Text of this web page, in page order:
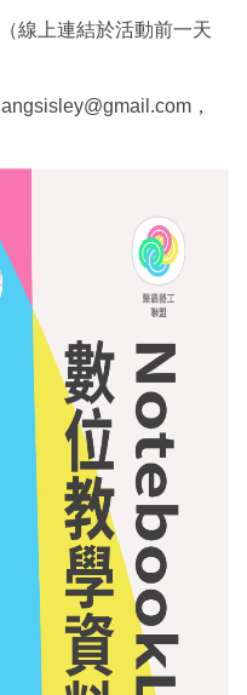
線上連結於活動前一天
，